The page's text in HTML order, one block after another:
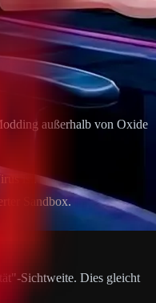
außerhalb von Oxide
ist.
Sandbox.
Sichtweite. Dies gleicht